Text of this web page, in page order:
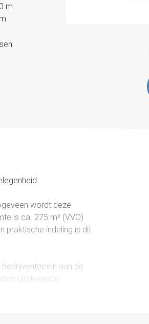
m
wordt deze
is ca. 275 m² (VVO)
praktische indeling is dit
aan de
uitstekende